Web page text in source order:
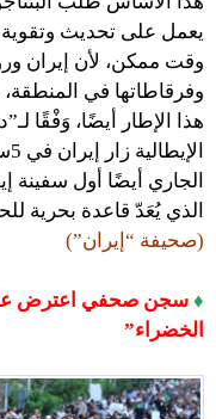
يعمل على تحديث وتقوية
وقت ممكن، لأن إيران
وفرقاطاتها في
هذا الإطار أيضًا، وَفْقًا
الجاري أيضًا أول سفينة
الذي يُعَدّ قاعدة بحرية
(صحيفة “إيران”)
♦ سجن صحفي اعترض على
الخضراء”